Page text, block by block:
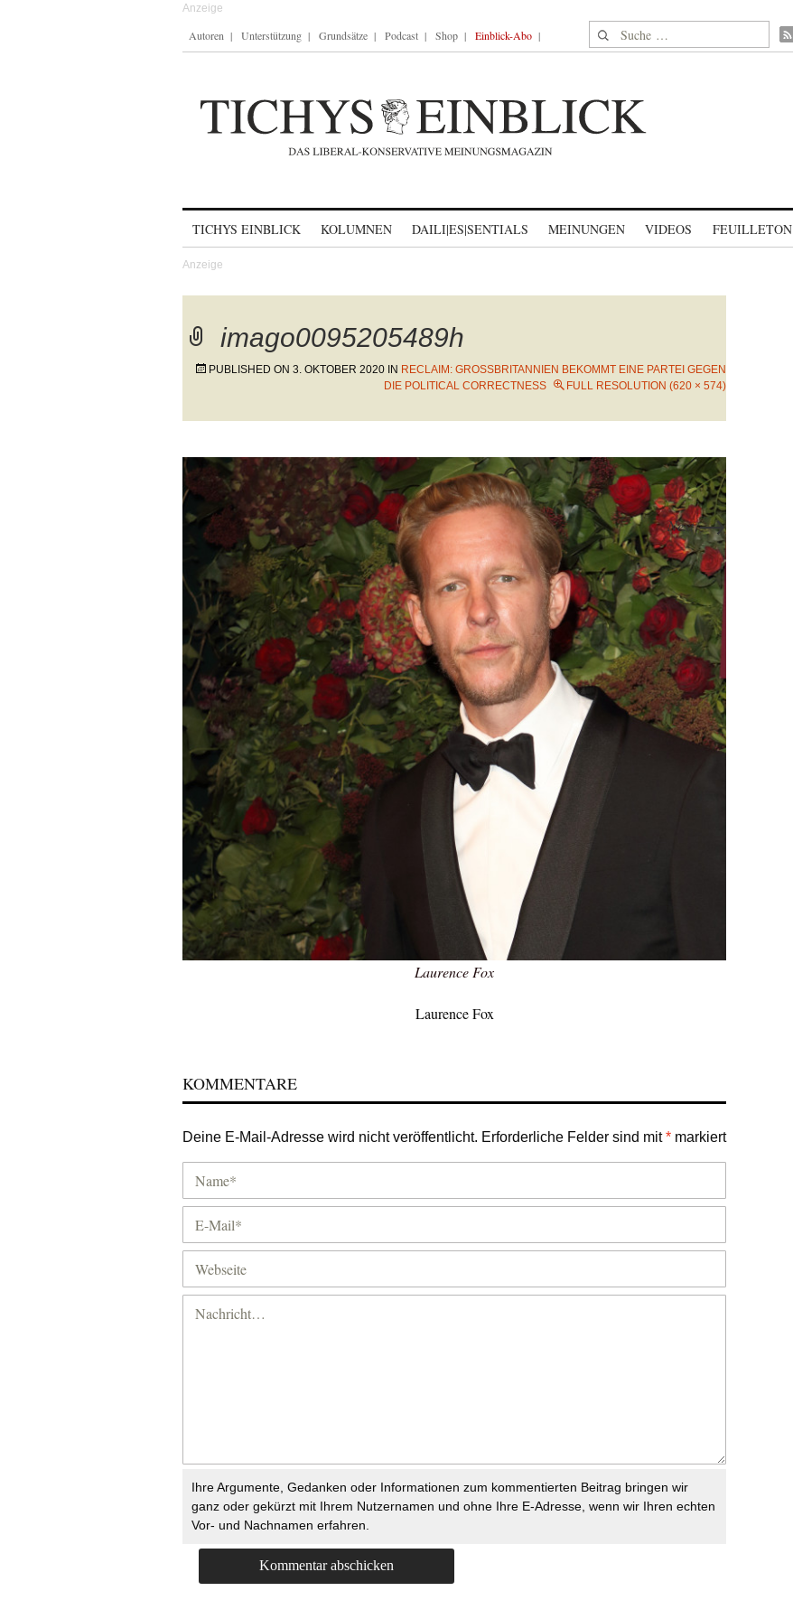
Autoren Unterstützung Grundsätze Podcast Shop Einblick-Abo Suche nach:
TICHYS EINBLICK KOLUMNEN DAILI|ES|SENTIALS MEINUNGEN VIDEOS FEUILLETON
imago0095205489h
PUBLISHED ON 3. OKTOBER 2020 IN RECLAIM: GROSSBRITANNIEN BEKOMMT EINE PARTEI GEGEN D
IE POLITICAL CORRECTNESS
FULL RESOLUTION (620 × 574)
Next→
Laurence Fox
Laurence Fox
KOMMENTARE
Deine E-Mail-Adresse wird nicht veröffentlicht. Erforderliche Felder sind mit* markiert
Ihre Argumente, Gedanken oder Informationen zum kommentierten Beitrag bringen wir
ganz oder gekürzt mit Ihrem Nutzernamen und ohne Ihre E-Adresse, wenn wir Ihren echten
Vor- und Nachnamen erfahren.